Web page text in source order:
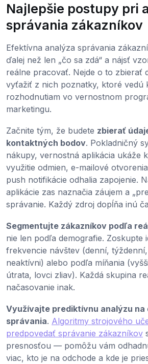
Najlepšie postupy pri
správania zákazníkov
Efektívna analýza správania
ďalej než len „čo sa zdá“ a nájsť
reálne pracovať. Nejde o to zbierať
vyťažiť z nich poznatky, ktoré vedú
rozhodnutiam vo vernostnom
marketingu.
Začnite tým, že budete zbierať
kontaktných bodov. Pokladničný
nákupy, vernostná aplikácia ukáže
využitie odmien, e-mailové
push notifikácie odhalia zapojenie.
aplikácie zas naznačia záujem a
správanie. Každý zdroj dopĺňa inú
Segmentujte zákazníkov podľa
nie len podľa demografie. Zoskupte
frekvencie návštev (denní,
neaktívni) alebo podľa míňania
útrata, lovci zliav). Každá skupina
načasovanie inak.
Využívajte prediktívnu analýzu na
správania. Algoritmy strojového
predpovedať správanie zákazníkov
presnosťou — pomôžu vám
viac, kto je na odchode a kde je